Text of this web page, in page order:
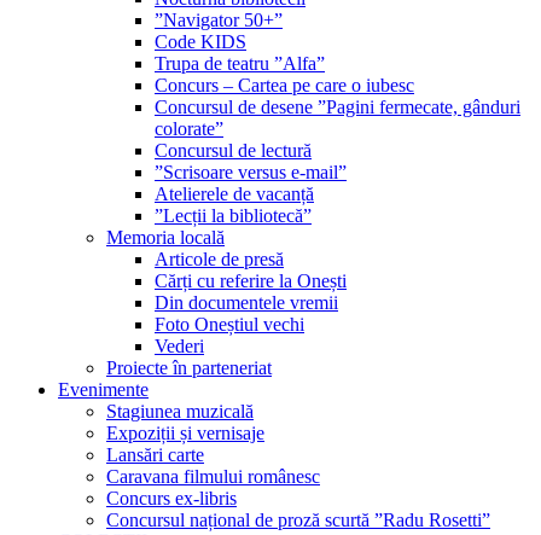
”Navigator 50+”
Code KIDS
Trupa de teatru ”Alfa”
Concurs – Cartea pe care o iubesc
Concursul de desene ”Pagini fermecate, gânduri
colorate”
Concursul de lectură
”Scrisoare versus e-mail”
Atelierele de vacanță
”Lecții la bibliotecă”
Memoria locală
Articole de presă
Cărți cu referire la Onești
Din documentele vremii
Foto Oneștiul vechi
Vederi
Proiecte în parteneriat
Evenimente
Stagiunea muzicală
Expoziții și vernisaje
Lansări carte
Caravana filmului românesc
Concurs ex-libris
Concursul național de proză scurtă ”Radu Rosetti”